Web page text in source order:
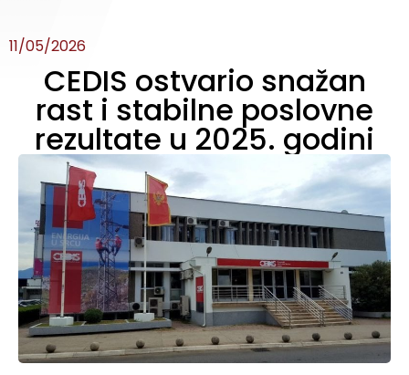
11/05/2026
CEDIS ostvario snažan
rast i stabilne poslovne
rezultate u 2025. godini